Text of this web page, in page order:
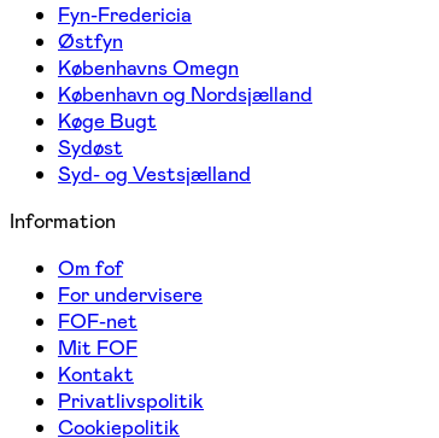
Fyn-Fredericia
Østfyn
Københavns Omegn
København og Nordsjælland
Køge Bugt
Sydøst
Syd- og Vestsjælland
Information
Om fof
For undervisere
FOF-net
Mit FOF
Kontakt
Privatlivspolitik
Cookiepolitik